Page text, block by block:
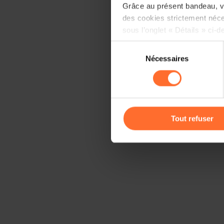
Grâce au présent bandeau,
des cookies strictement
sous l’onglet « Détails » ci-
Il est précisé que la
sociaux, sauvegarde des
cas de refus de tous les
gauche de chaque page.
consentement
Nécessaires
Tout refuser